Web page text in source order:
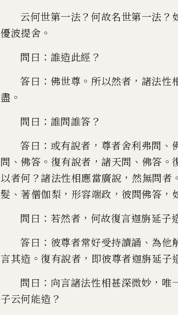
云何世第一法？何故名世第一法 ？
優波提舍 。
問曰 ： 誰造此經 ？
答曰 ： 佛世尊 。 所以然者 ， 諸法性
盡 。
問曰 ： 誰問誰答 ？
答曰 ： 或有說者 ， 尊者舍利弗問 、
問 、佛答 。 復有說者 ，諸天問 、 佛答 。
以者何 ？諸法性相應當廣說 ， 然無問者 。
髮 、 著僧伽梨 ， 形容端政 ， 彼問佛答 ，
問曰 ： 若然者 ， 何故復言迦旃延子
答曰 ： 彼尊者常好受持讀誦 、 為他
言其造 。 復有說者 ， 即彼尊者迦旃延子
問曰 ： 向言諸法性相甚深微妙 ， 唯
子云何能造 ？